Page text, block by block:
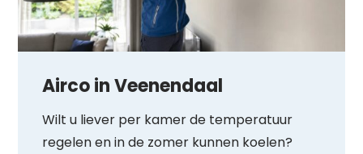
Airco in Veenendaal
Wilt u liever per kamer de temperatuur
regelen en in de zomer kunnen koelen?